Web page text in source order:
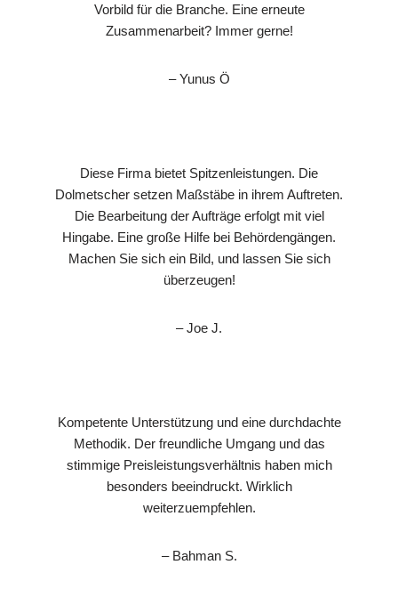
Vorbild für die Branche. Eine erneute
Zusammenarbeit? Immer gerne!
– Yunus Ö
Diese Firma bietet Spitzenleistungen. Die
Dolmetscher setzen Maßstäbe in ihrem Auftreten.
Die Bearbeitung der Aufträge erfolgt mit viel
Hingabe. Eine große Hilfe bei Behördengängen.
Machen Sie sich ein Bild, und lassen Sie sich
überzeugen!
– Joe J.
Kompetente Unterstützung und eine durchdachte
Methodik. Der freundliche Umgang und das
stimmige Preisleistungsverhältnis haben mich
besonders beeindruckt. Wirklich
weiterzuempfehlen.
– Bahman S.